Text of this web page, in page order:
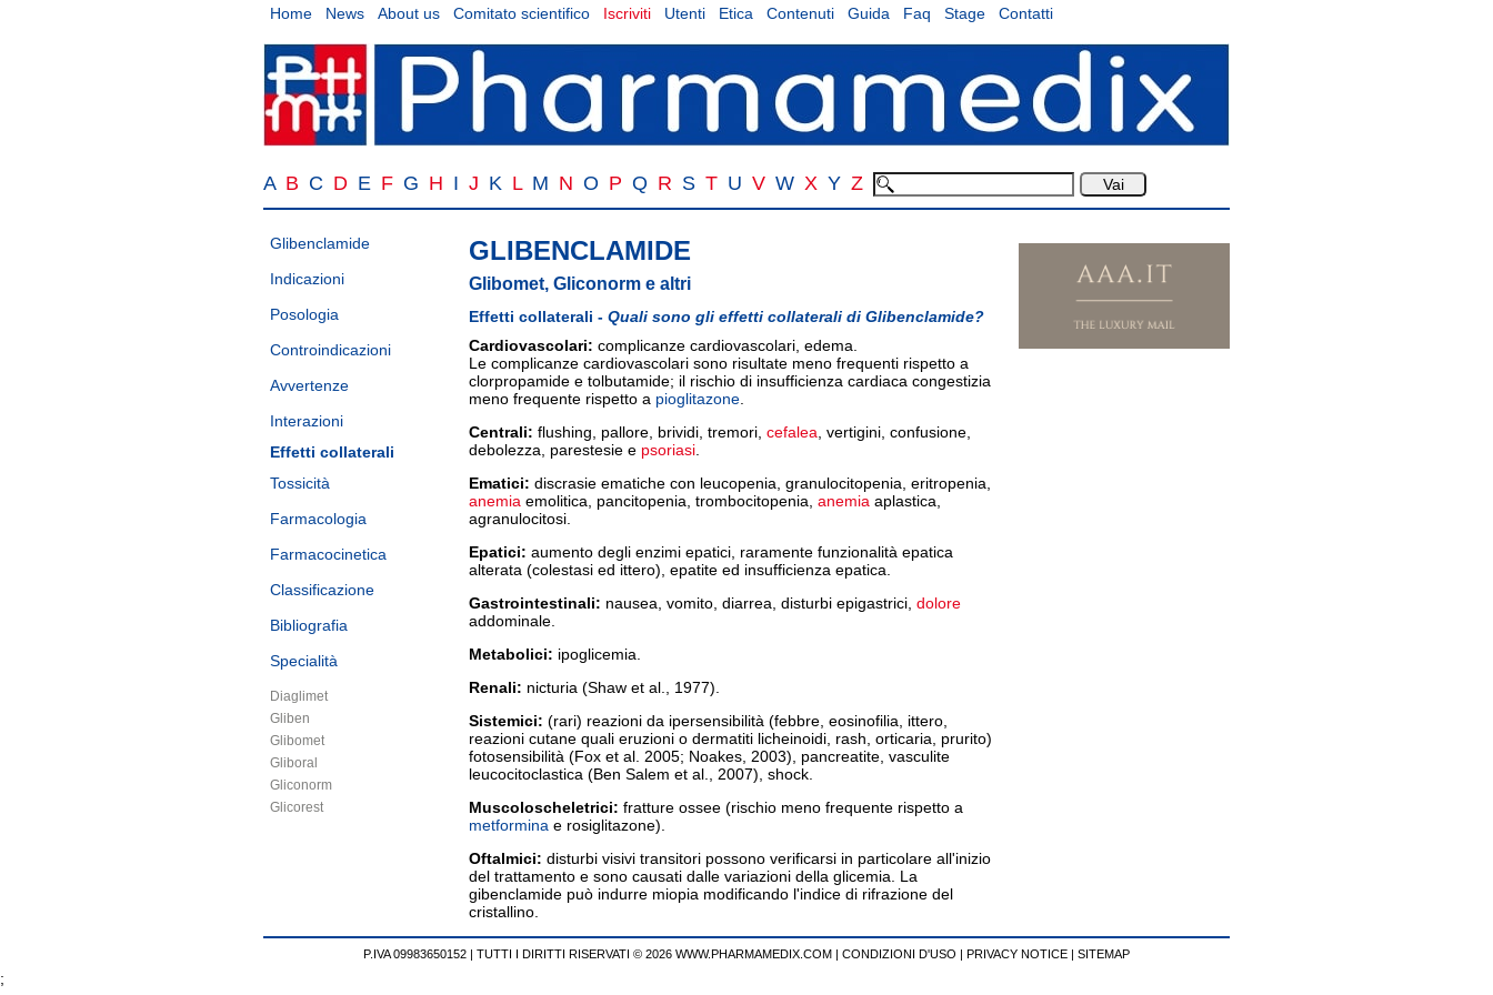
Home News About us Comitato scientifico Iscriviti Utenti Etica Contenuti Guida Faq Stage Contatti
A B C D E F G H I J K L M N O P Q R S T U V W X Y Z
Glibenclamide
Indicazioni
Posologia
Controindicazioni
Avvertenze
Interazioni
Effetti collaterali
Tossicità
Farmacologia
Farmacocinetica
Classificazione
Bibliografia
Specialità
Diaglimet
Gliben
Glibomet
Gliboral
Gliconorm
Glicorest
GLIBENCLAMIDE
Glibomet, Gliconorm e altri
Effetti collaterali - Quali sono gli effetti collaterali di Glibenclamide?
Cardiovascolari: complicanze cardiovascolari, edema.
Le complicanze cardiovascolari sono risultate meno frequenti rispetto a
clorpropamide e tolbutamide; il rischio di insufficienza cardiaca congestizia
meno frequente rispetto a pioglitazone
Centrali: flushing, pallore, brividi, tremori, cefalea , vertigini, confusione,
debolezza, parestesie e psoriasi
Ematici: discrasie ematiche con leucopenia, granulocitopenia, eritropenia,
anemia emolitica, pancitopenia, trombocitopenia, anemia aplastica,
agranulocitosi.
Epatici: aumento degli enzimi epatici, raramente funzionalità epatica
alterata (colestasi ed ittero), epatite ed insufficienza epatica.
Gastrointestinali: nausea, vomito, diarrea, disturbi epigastrici, dolore
addominale.
Metabolici: ipoglicemia.
Renali: nicturia (Shaw et al., 1977).
Sistemici: (rari) reazioni da ipersensibilità (febbre, eosinofilia, ittero,
reazioni cutane quali eruzioni o dermatiti licheinoidi, rash, orticaria, prurito)
fotosensibilità (Fox et al. 2005; Noakes, 2003), pancreatite, vasculite
leucocitoclastica (Ben Salem et al., 2007), shock.
Muscoloscheletrici: fratture ossee (rischio meno frequente rispetto a
metformina e rosiglitazone).
Oftalmici: disturbi visivi transitori possono verificarsi in particolare all'inizio
del trattamento e sono causati dalle variazioni della glicemia. La
gibenclamide può indurre miopia modificando l'indice di rifrazione del
cristallino.
P.IVA 09983650152 | TUTTI I DIRITTI RISERVATI © 2026 WWW.PHARMAMEDIX.COM | CONDIZIONI D'USO | PRIVACY NOTICE | SITEMAP
;